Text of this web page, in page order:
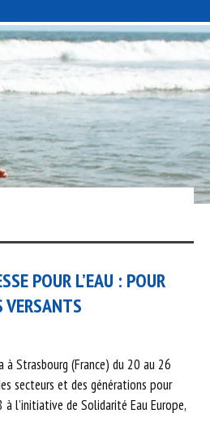
POUR L’EAU : POUR
VERSANTS
à Strasbourg (France) du 20 au 26
secteurs et des générations pour
à l’initiative de Solidarité Eau Europe,